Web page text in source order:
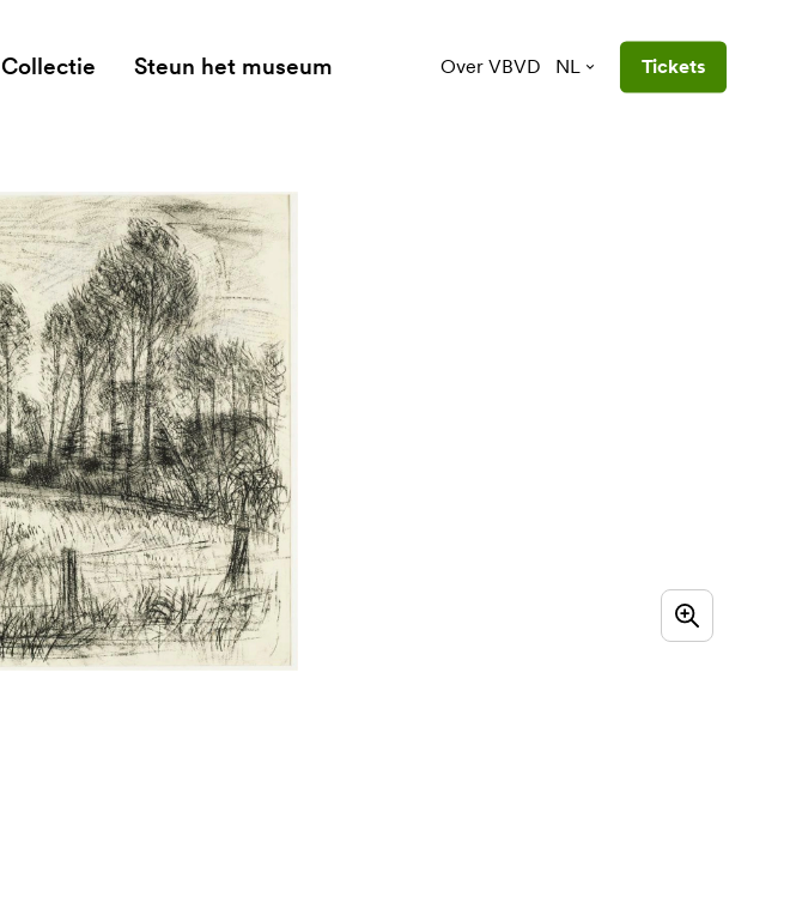
Collectie Steun het museum Over VBVD NL Tickets